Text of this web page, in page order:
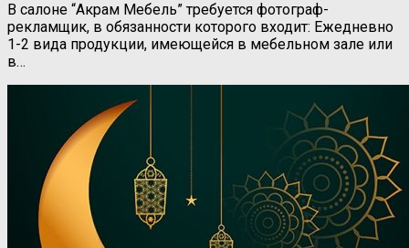
В салоне “Акрам Мебель” требуется фотограф-
рекламщик, в обязанности которого входит: Ежедневно
1-2 вида продукции, имеющейся в мебельном зале или
в…